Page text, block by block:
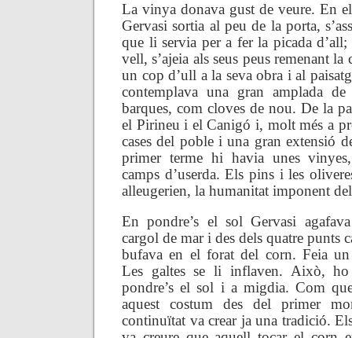
La vinya donava gust de veure. En
Gervasi sortia al peu de la porta,
que li servia per a fer la picada
vell, s’ajeia als seus peus remenant
un cop d’ull a la seva obra i al
contemplava una gran amplada
barques, com cloves de nou. De la
el Pirineu i el Canigó i, molt més a
cases del poble i una gran extensió
primer terme hi havia unes
camps d’userda. Els pins i les
alleugerien, la humanitat imponent
En pondre’s el sol Gervasi
cargol de mar i des dels quatre punts
bufava en el forat del corn. Feia un
Les galtes se li inflaven. Això,
pondre’s el sol i a migdia. Com
aquest costum des del primer
continuïtat va crear ja una tradició.